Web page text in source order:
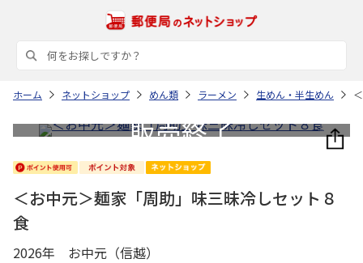
ホーム ネットショップ めん類 ラーメン 生めん・半生めん
＜お中元＞麺家「周助」味三昧冷しセット８
食
2026年 お中元（信越）